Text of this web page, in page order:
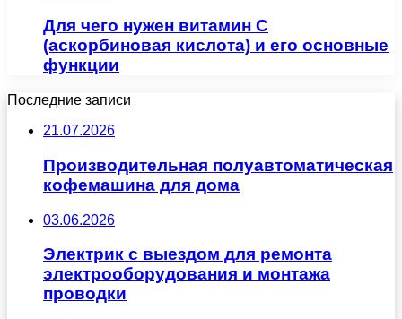
Для чего нужен витамин С
(аскорбиновая кислота) и его основные
функции
Последние записи
21.07.2026
Производительная полуавтоматическая
кофемашина для дома
03.06.2026
Электрик с выездом для ремонта
электрооборудования и монтажа
проводки